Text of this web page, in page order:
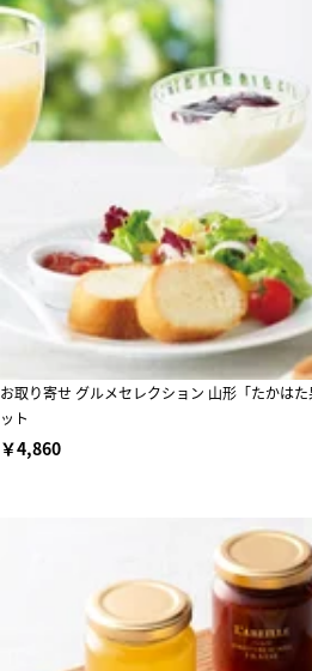
お取り寄せ グルメセレクション 山形「たかは
ット
￥4,860